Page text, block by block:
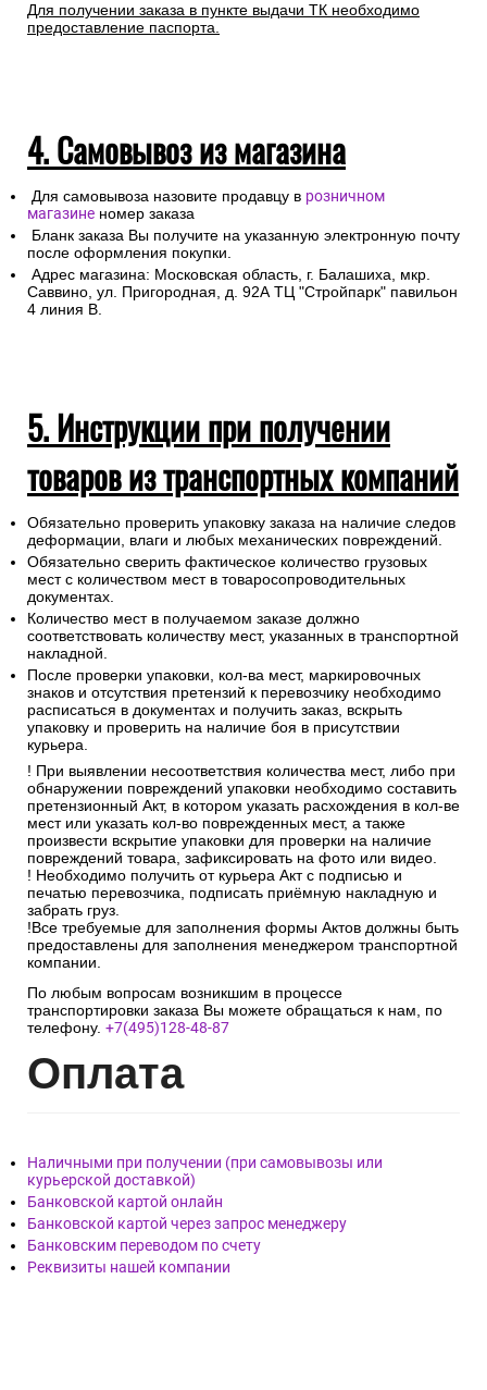
Для получении заказа в пункте выдачи ТК необходимо
предоставление паспорта.
4. Самовывоз из магазина
Для самовывоза назовите продавцу в розничном
магазине номер заказа
Бланк заказа Вы получите на указанную электронную почту
после оформления покупки.
Адрес магазина: Московская область, г. Балашиха, мкр.
Саввино, ул. Пригородная, д. 92А ТЦ "Стройпарк" павильон
4 линия В.
5. Инструкции при получении
товаров из транспортных компаний
Обязательно проверить упаковку заказа на наличие следов
деформации, влаги и любых механических повреждений.
Обязательно сверить фактическое количество грузовых
мест с количеством мест в товаросопроводительных
документах.
Количество мест в получаемом заказе должно
соответствовать количеству мест, указанных в транспортной
накладной.
После проверки упаковки, кол-ва мест, маркировочных
знаков и отсутствия претензий к перевозчику необходимо
расписаться в документах и получить заказ, вскрыть
упаковку и проверить на наличие боя в присутствии
курьера.
! При выявлении несоответствия количества мест, либо при
обнаружении повреждений упаковки необходимо составить
претензионный Акт, в котором указать расхождения в кол-ве
мест или указать кол-во поврежденных мест, а также
произвести вскрытие упаковки для проверки на наличие
повреждений товара, зафиксировать на фото или видео.
! Необходимо получить от курьера Акт с подписью и
печатью перевозчика, подписать приёмную накладную и
забрать груз.
!Все требуемые для заполнения формы Актов должны быть
предоставлены для заполнения менеджером транспортной
компании.
По любым вопросам возникшим в процессе
транспортировки заказа Вы можете обращаться к нам, по
телефону. +7(495)128-48-87
Оплата
Наличными при получении (при самовывозы или
курьерской доставкой)
Банковской картой онлайн
Банковской картой через запрос менеджеру
Банковским переводом по счету
Реквизиты нашей компании